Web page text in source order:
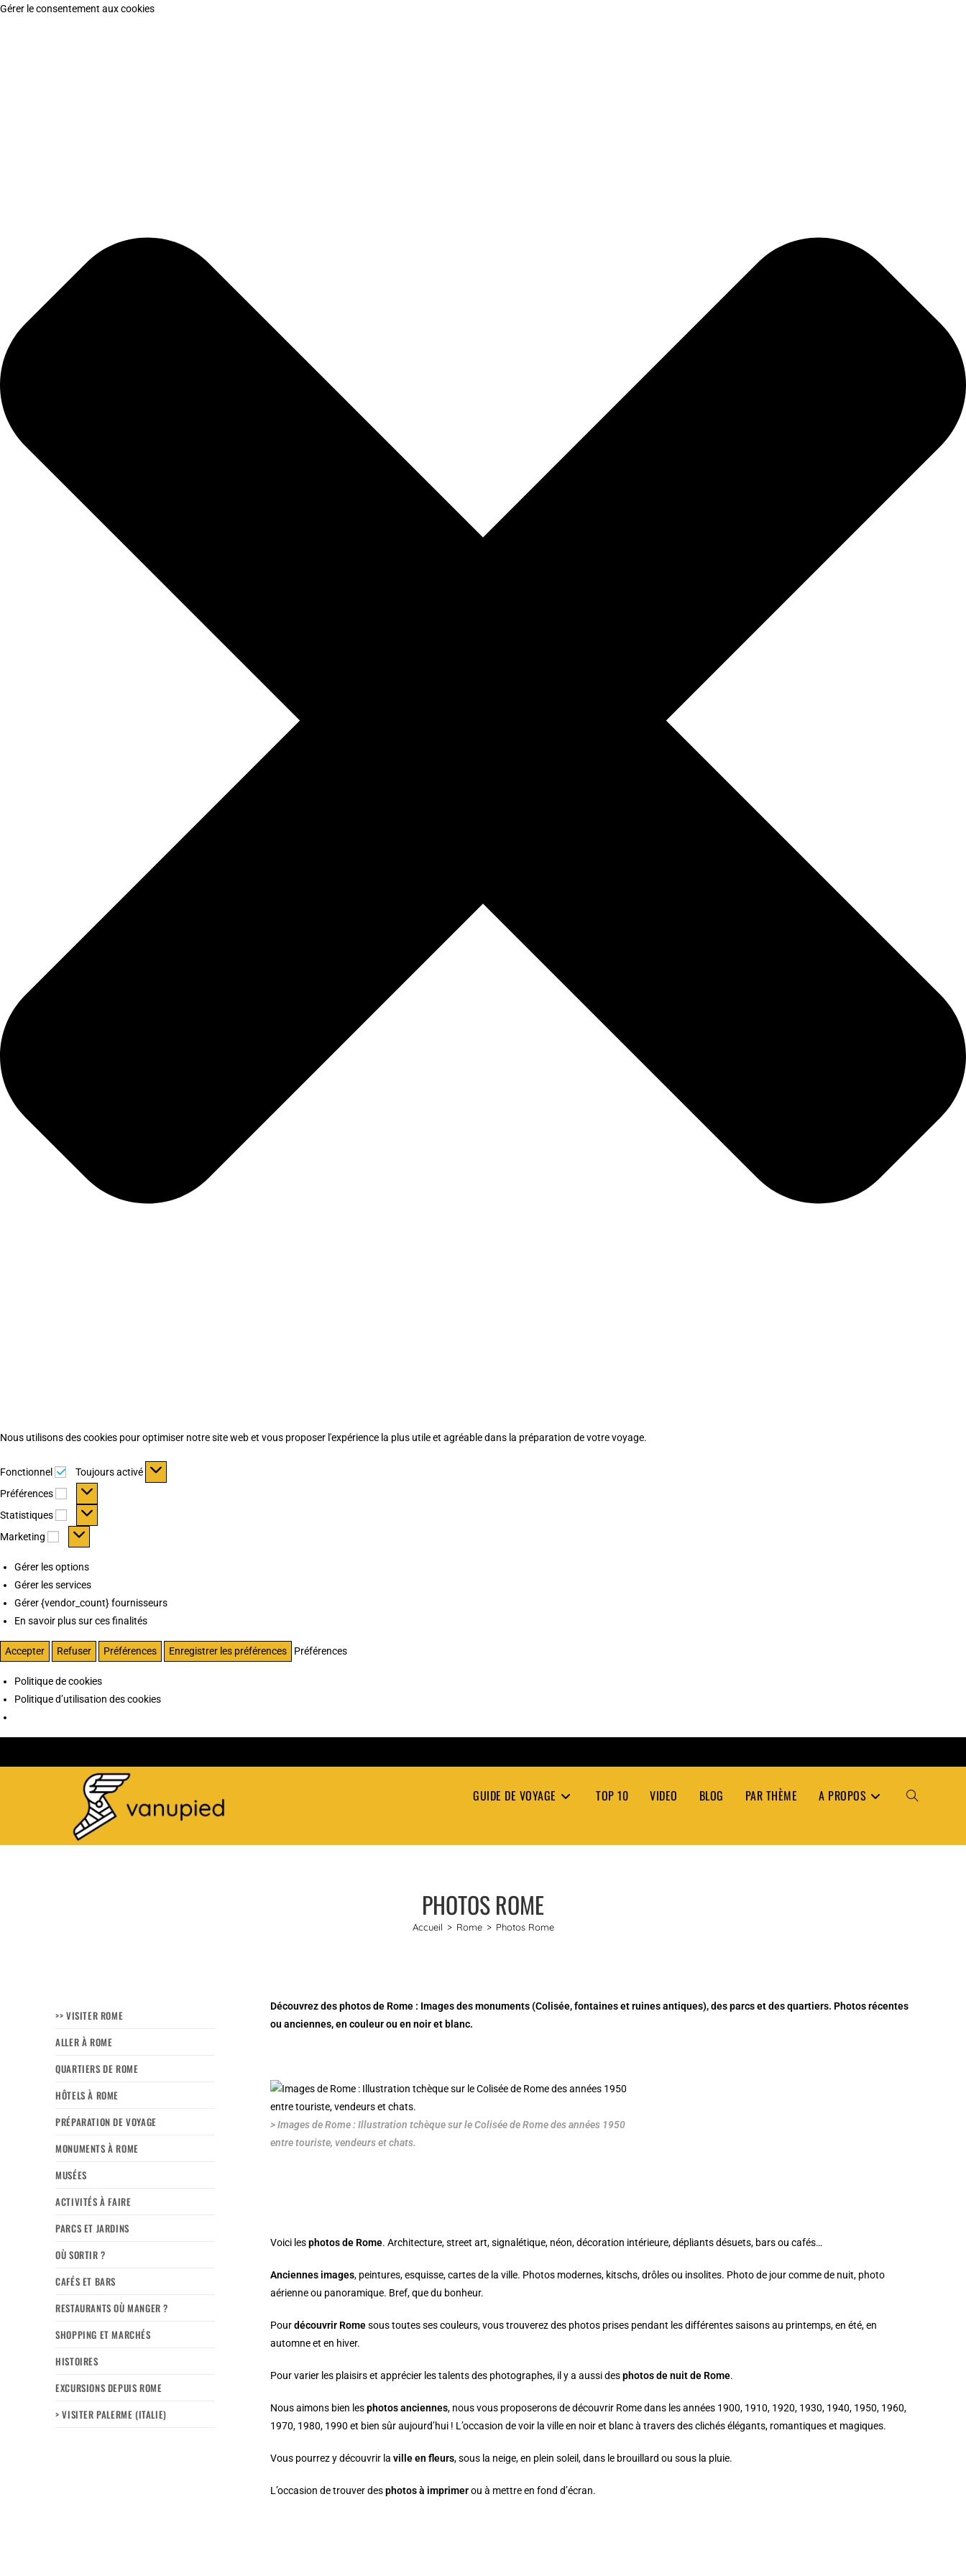
Gérer le consentement aux cookies
Nous utilisons des cookies pour optimiser notre site web et vous proposer l'expérience la plus utile et agréable dans la préparation de votre voyage.
Fonctionnel Fonctionnel
Toujours activé
Préférences
Préférences
Statistiques Statistiques
Marketing Marketing
Gérer les options
Gérer les services
Gérer {vendor_count} fournisseurs
En savoir plus sur ces finalités
Accepter Refuser Préférences Enregistrer les préférences Préférences
Politique de cookies
Politique d’utilisation des cookies
GUIDE DE VOYAGE TOP 10 VIDEO BLOG PAR THÈME A PROPOS TOGGLE
PHOTOS ROME
Accueil > Rome > Photos Rome
Découvrez des photos de Rome : Images des monuments (Colisée, fontaines et ruines antiques), des parcs et des quartiers. Photos récentes
ou anciennes, en couleur ou en noir et blanc.
> Images de Rome : Illustration tchèque sur le Colisée de Rome des années 1950
entre touriste, vendeurs et chats.
Voici lesphotos de Rome. Architecture, street art, signalétique, néon, décoration intérieure, dépliants désuets, bars ou cafés…
Anciennes images, peintures, esquisse, cartes de la ville. Photos modernes, kitschs, drôles ou insolites. Photo de jour comme de nuit, photo
aérienne ou panoramique. Bref, que du bonheur.
Pourdécouvrir Romesous toutes ses couleurs, vous trouverez des photos prises pendant les différentes saisons au printemps, en été, en
automne et en hiver.
Pour varier les plaisirs et apprécier les talents des photographes, il y a aussi desphotos de nuit de Rome.
Nous aimons bien lesphotos anciennes, nous vous proposerons de découvrir Rome dans les années 1900, 1910, 1920, 1930, 1940, 1950, 1960,
1970, 1980, 1990 et bien sûr aujourd’hui ! L’occasion de voir la ville en noir et blanc à travers des clichés élégants, romantiques et magiques.
Vous pourrez y découvrir laville en fleurs, sous la neige, en plein soleil, dans le brouillard ou sous la pluie.
L’occasion de trouver desphotos à imprimerou à mettre en fond d’écran.
>> VISITER ROME
ALLER À ROME
QUARTIERS DE ROME
HÔTELS À ROME
PRÉPARATION DE VOYAGE
MONUMENTS À ROME
MUSÉES
ACTIVITÉS À FAIRE
PARCS ET JARDINS
OÙ SORTIR ?
CAFÉS ET BARS
RESTAURANTS OÙ MANGER ?
SHOPPING ET MARCHÉS
HISTOIRES
EXCURSIONS DEPUIS ROME
> VISITER PALERME (ITALIE)